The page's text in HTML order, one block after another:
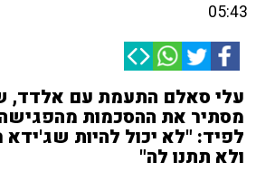
05:43
עלי סאלם התעמת עם אלדד,
מסתיר את ההסכמות
לפיד: "לא יכול להיות שג'ידא
ולא תתנו לה"